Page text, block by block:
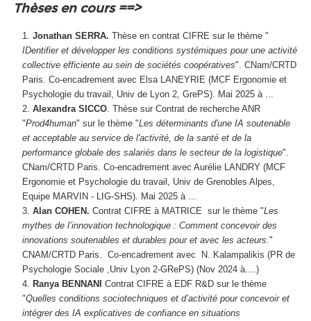
Thèses en cours ==>
Jonathan SERRA. Thèse en contrat CIFRE sur le thème "
IDentifier et développer les conditions systémiques pour une activité
collective efficiente au sein de sociétés coopératives". CNam/CRTD
Paris. Co-encadrement avec Elsa LANEYRIE (MCF Ergonomie et
Psychologie du travail, Univ de Lyon 2, GrePS). Mai 2025 à ...
Alexandra SICCO . Thèse sur Contrat de recherche ANR
"Prod4human" sur le thème "Les déterminants d'une IA soutenable
et acceptable au service de l'activité, de la santé et de la
performance globale des salariés dans le secteur de la logistique".
CNam/CRTD Paris. Co-encadrement avec Aurélie LANDRY (MCF
Ergonomie et Psychologie du travail, Univ de Grenobles Alpes,
Equipe MARVIN - LIG-SHS). Mai 2025 à ...
Alan COHEN. Contrat CIFRE à MATRICE sur le thème "Les
mythes de l’innovation technologique : Comment concevoir des
innovations soutenables et durables pour et avec les acteurs. "
CNAM/CRTD Paris. Co-encadrement avec N. Kalampalikis (PR de
Psychologie Sociale ,Univ Lyon 2-GRePS) (Nov 2024 à....)
Ranya BENNANI Contrat CIFRE à EDF R&D sur le thème
"Quelles conditions sociotechniques et d’activité pour concevoir et
intégrer des IA explicatives de confiance en situations